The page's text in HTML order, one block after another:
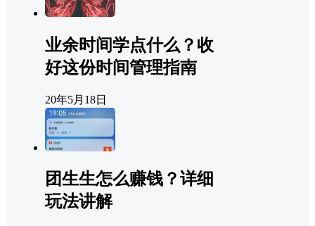
业余时间学点什么？收
好这份时间管理指南
20年5月18日
团生生怎么赚钱？详细
玩法讲解